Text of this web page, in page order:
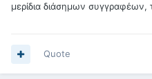
μερίδια διάσημων συγγραφέων,
Quote